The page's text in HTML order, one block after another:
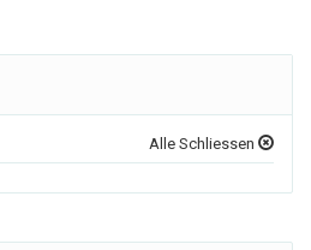
Alle Schliessen